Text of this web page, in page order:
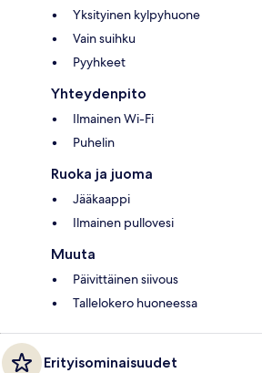
Yksityinen kylpyhuone
Vain suihku
Pyyhkeet
Yhteydenpito
Ilmainen Wi-Fi
Puhelin
Ruoka ja juoma
Jääkaappi
Ilmainen pullovesi
Muuta
Päivittäinen siivous
Tallelokero huoneessa
Erityisominaisuudet